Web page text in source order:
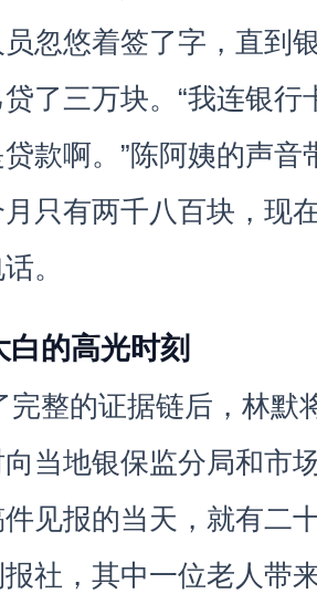
忽悠着签了字，直到
了三万块。“我连银行
款啊。”陈阿姨的声音
只有两千八百块，现
。
白的高光时刻
完整的证据链后，林默
当地银保监分局和市
见报的当天，就有二
社，其中一位老人带